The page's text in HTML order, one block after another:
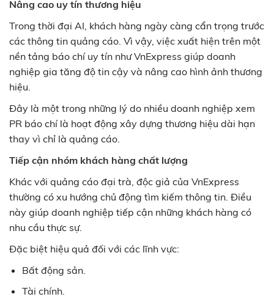
Nâng cao uy tín thương hiệu
Trong thời đại AI, khách hàng ngày càng cẩn trọng trước
các thông tin quảng cáo. Vì vậy, việc xuất hiện trên một
nền tảng báo chí uy tín như VnExpress giúp doanh
nghiệp gia tăng độ tin cậy và nâng cao hình ảnh thương
hiệu.
Đây là một trong những lý do nhiều doanh nghiệp xem
PR báo chí là hoạt động xây dựng thương hiệu dài hạn
thay vì chỉ là quảng cáo.
Tiếp cận nhóm khách hàng chất lượng
Khác với quảng cáo đại trà, độc giả của VnExpress
thường có xu hướng chủ động tìm kiếm thông tin. Điều
này giúp doanh nghiệp tiếp cận những khách hàng có
nhu cầu thực sự.
Đặc biệt hiệu quả đối với các lĩnh vực:
Bất động sản.
Tài chính.